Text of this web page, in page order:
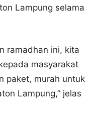
Lampung selama
ramadhan ini, kita
masyarakat
paket, murah untuk
Lampung,” jelas